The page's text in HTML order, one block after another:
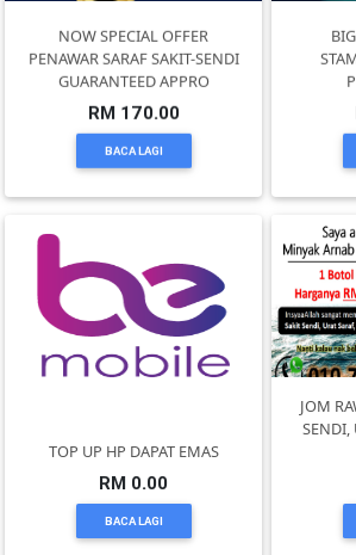
NOW SPECIAL OFFER
PENAWAR SARAF SAKIT-SENDI
GUARANTEED APPRO
RM 170.00
BACA LAGI
TOP UP HP DAPAT EMAS
RM 0.00
BACA LAGI
JOM
SENDI,
PERAK(41)
SEMBILAN(10)
TERENGGANU(12)
SABAH(0)
SARAWAK(2)
JOHOR(8)